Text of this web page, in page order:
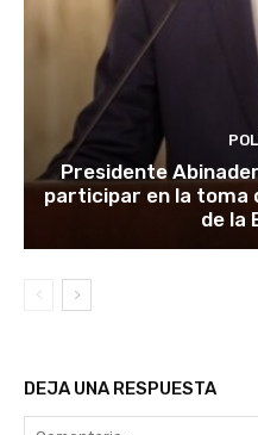
Presidente
participar en la toma
de la
DEJA UNA RESPUESTA